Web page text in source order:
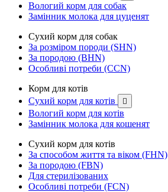
Вологий корм для собак
Замінник молока для цуценят
Сухий корм для собак
За розміром породи (SHN)
За породою (BHN)
Особливі потреби (CCN)
Корм для котів
Сухий корм для котів

Вологий корм для котів
Замінник молока для кошенят
Сухий корм для котів
За способом життя та віком (FHN)
За породою (FBN)
Для стерилізованих
Особливі потреби (FCN)